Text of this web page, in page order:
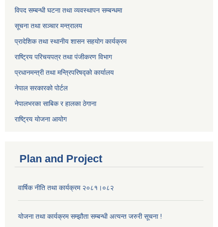
विपद सम्बन्धी घटना तथा व्यवस्थापन सम्बन्धमा
सूचना तथा सञ्चार मन्त्रालय
प्रादेशिक तथा स्थानीय शासन सहयोग कार्यक्रम
राष्ट्रिय परिचयपत्र तथा पंजीकरण विभाग
प्रधानमन्त्री तथा मन्त्रिपरिषद्को कार्यालय
नेपाल सरकारको पोर्टल
नेपालभरका साबिक र हालका ठेगाना
राष्ट्रिय योजना आयोग
Plan and Project
वार्षिक नीति तथा कार्यक्रम २०८१।०८२
योजना तथा कार्यक्रम सम्झौता सम्बन्धी अत्यन्त जरुरी सूचना !